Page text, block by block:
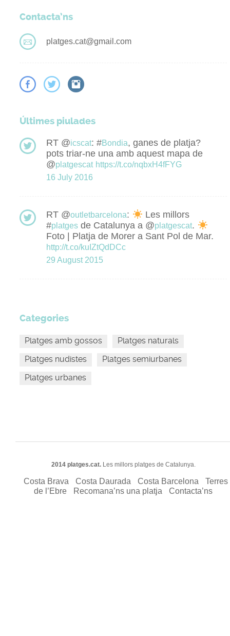
Contacta’ns
platges.cat@gmail.com
Últimes piulades
RT @icscat: #Bondia, ganes de platja?
pots triar-ne una amb aquest mapa de
@platgescat https://t.co/nqbxH4fFYG
16 July 2016
RT @outletbarcelona:
Les millors
#platges de Catalunya a @platgescat.
Foto | Platja de Morer a Sant Pol de Mar.
http://t.co/kuIZtQdDCc
29 August 2015
Categories
Platges amb gossos
Platges naturals
Platges nudistes
Platges semiurbanes
Platges urbanes
2014 platges.cat.Les millors platges de Catalunya.
Costa Brava Costa Daurada Costa Barcelona
Terres
de l’Ebre
Recomana’ns una platja Contacta’ns